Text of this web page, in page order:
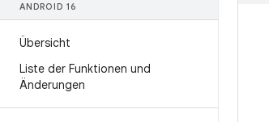
ANDROID 16
Übersicht
Liste der Funktionen und
Änderungen